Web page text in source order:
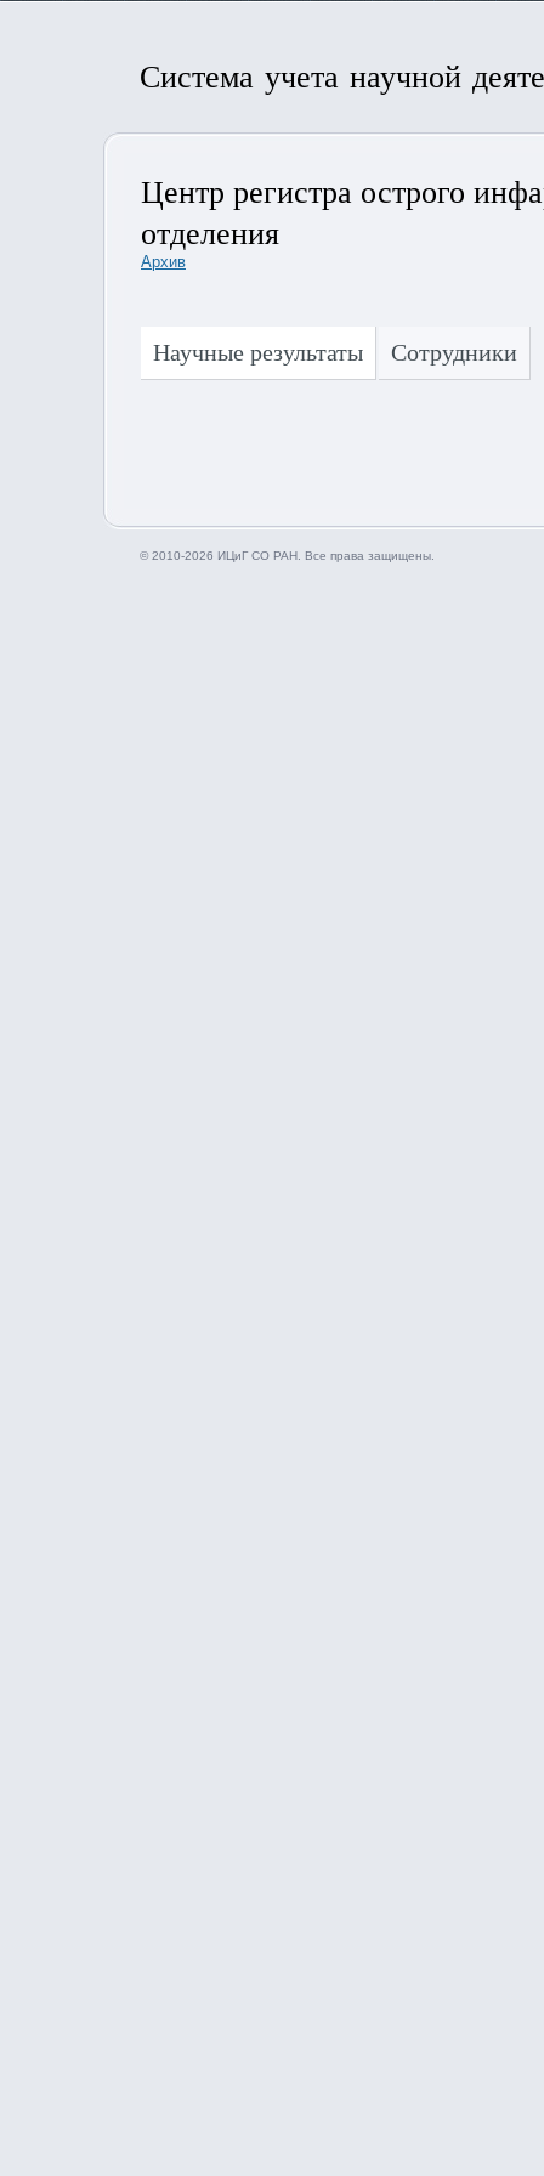
Система учета научной
Центр регистра острого
отделения
Архив
Научные результаты Сотрудники
© 2010-2026 ИЦиГ СО РАН. Все права защищены.